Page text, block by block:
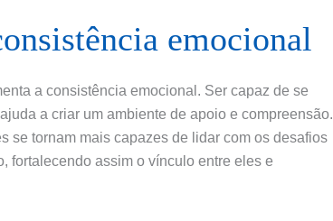
emocional
a consistência emocional. Ser capaz de se
a criar um ambiente de apoio e compreensão.
se tornam mais capazes de lidar com os desafios
fortalecendo assim o vínculo entre eles e